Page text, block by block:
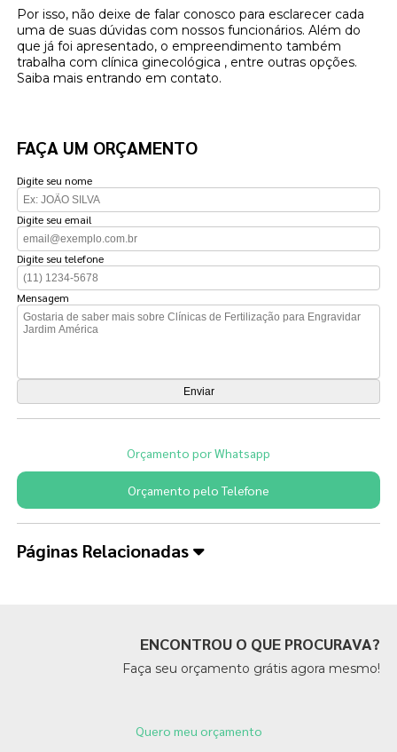
Por isso, não deixe de falar conosco para esclarecer cada
uma de suas dúvidas com nossos funcionários. Além do
que já foi apresentado, o empreendimento também
trabalha com clínica ginecológica , entre outras opções.
Saiba mais entrando em contato.
FAÇA UM ORÇAMENTO
Digite seu nome
Digite seu email
Digite seu telefone
Mensagem
Orçamento por Whatsapp
Orçamento pelo Telefone
Páginas Relacionadas
ENCONTROU O QUE PROCURAVA?
Faça seu orçamento grátis agora mesmo!
Quero meu orçamento